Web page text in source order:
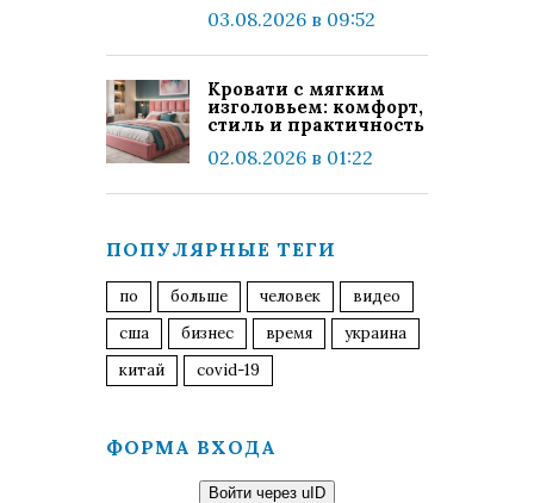
03.08.2026 в 09:52
Кровати с мягким
изголовьем: комфорт,
стиль и практичность
02.08.2026 в 01:22
ПОПУЛЯРНЫЕ ТЕГИ
по больше человек
видео
сша
бизнес время
украина
китай
covid-19
ФОРМА ВХОДА
Войти через uID